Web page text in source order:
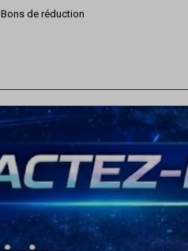
Bons de réduction